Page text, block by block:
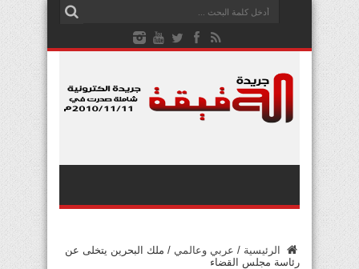
الرئيسية / عربي وعالمي / ملك البحرين يتخلى عن
رئاسة مجلس القضاء